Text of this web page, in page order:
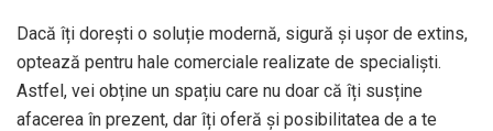
Dacă îți dorești o soluție modernă, sigură și ușor de extins,
optează pentru hale comerciale realizate de specialiști.
Astfel, vei obține un spațiu care nu doar că îți susține
afacerea în prezent, dar îți oferă și posibilitatea de a te